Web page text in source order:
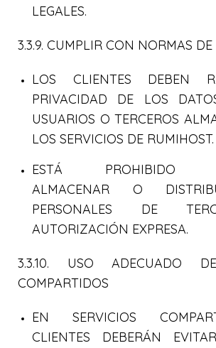
LEGALES.
3.3.9. CUMPLIR CON NORMAS
LOS CLIENTES DEBEN
PRIVACIDAD DE LOS
USUARIOS O TERCEROS
LOS SERVICIOS DE RUMIHOST.
ESTÁ PROHIBIDO
ALMACENAR O
PERSONALES DE
AUTORIZACIÓN EXPRESA.
3.3.10. USO ADECUADO
COMPARTIDOS
EN SERVICIOS
CLIENTES DEBERÁN